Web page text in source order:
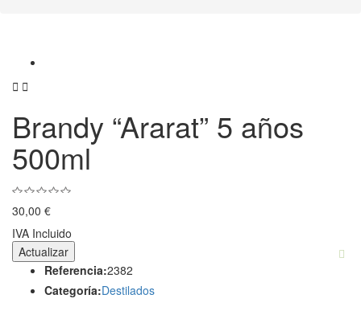
 
Brandy “Ararat” 5 años
500ml
30,00 €
IVA Incluido
Referencia:2382
Categoría:Destilados